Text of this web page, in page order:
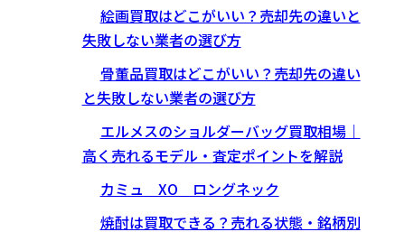
絵画買取はどこがいい？売却先の違いと
失敗しない業者の選び方
骨董品買取はどこがいい？売却先の違い
と失敗しない業者の選び方
エルメスのショルダーバッグ買取相場｜
高く売れるモデル・査定ポイントを解説
カミュ XO ロングネック
焼酎は買取できる？売れる状態・銘柄別